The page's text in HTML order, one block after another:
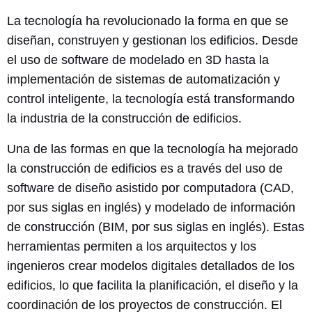
La tecnología ha revolucionado la forma en que se
diseñan, construyen y gestionan los edificios. Desde
el uso de software de modelado en 3D hasta la
implementación de sistemas de automatización y
control inteligente, la tecnología está transformando
la industria de la construcción de edificios.
Una de las formas en que la tecnología ha mejorado
la construcción de edificios es a través del uso de
software de diseño asistido por computadora (CAD,
por sus siglas en inglés) y modelado de información
de construcción (BIM, por sus siglas en inglés). Estas
herramientas permiten a los arquitectos y los
ingenieros crear modelos digitales detallados de los
edificios, lo que facilita la planificación, el diseño y la
coordinación de los proyectos de construcción. El